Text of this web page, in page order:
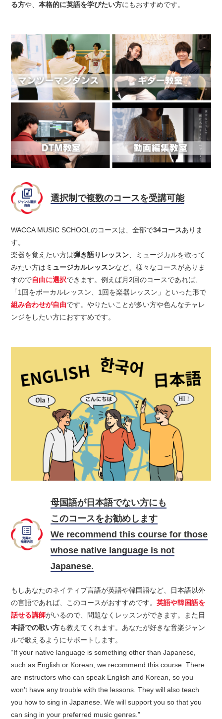
る方や、本格的に英語を学びたい方にもおすすめです。
選択制で複数のコースを受講可能
WACCA MUSIC SCHOOLのコースは、全部で34コースありま
す。
楽器を覚えたい方は弾き語りレッスン 、ミュージカルを歌って
みたい方は ミュージカルレッスンなど、様々なコースがありま
すので自由に選択できます。例えば月2回のコースであれば、
「1回をボーカルレッスン、1回を楽器レッスン」といった形で
組み合わせが自由です。やりたいことが多い方や色んなチャレ
ンジをしたい方におすすめです。
母国語が日本語でない方にも
このコースをお勧めします
We recommend this course for those
whose native language is not
Japanese.
もしあなたのネイティブ言語が英語や韓国語など、日本語以外
の言語であれば、このコースがおすすめです。英語や韓国語を
話せる講師がいるので、問題なくレッスンができます。また 日
本語での歌い方も教えてくれます。あなたが好きな音楽ジャン
ルで歌えるようにサポートします。
“If your native language is something other than Japanese,
such as English or Korean, we recommend this course. There
are instructors who can speak English and Korean, so you
won’t have any trouble with the lessons. They will also teach
you how to sing in Japanese. We will support you so that you
can sing in your preferred music genres.”